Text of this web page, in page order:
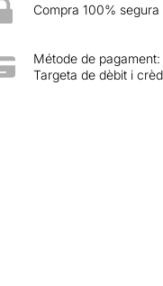
Compra 100% segura
Métode de pagament:
Targeta de dèbit i